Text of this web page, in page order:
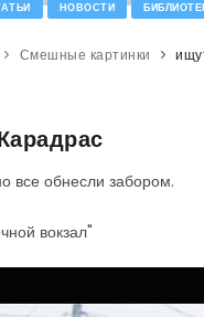
НОВОСТИ
Смешные картинки
все обнесли забором.
вокзал"